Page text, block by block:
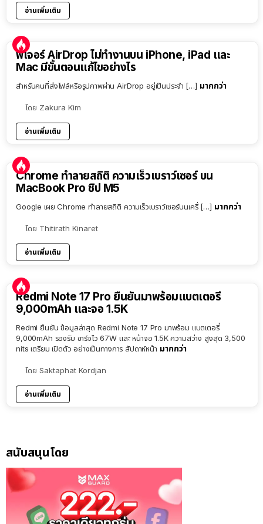
อ่านเพิ่มเติม
ฟีเจอร์ AirDrop ไม่ทำงานบน iPhone, iPad และ
Mac มีขั้นตอนแก้ไขอย่างไร
สำหรับคนที่ส่งไฟล์หรือรูปภาพผ่าน AirDrop อยู่เป็นประจำ […] มากกว่า
โดย Zakura Kim
อ่านเพิ่มเติม
Chrome ทำลายสถิติ ความเร็วเบราว์เซอร์ บน
MacBook Pro ชิป M5
Google เผย Chrome ทำลายสถิติ ความเร็วเบราว์เซอร์บนเครื่ […] มากกว่า
โดย Thitirath Kinaret
อ่านเพิ่มเติม
Redmi Note 17 Pro ยืนยันมาพร้อมแบตเตอรี่
9,000mAh และจอ 1.5K
Redmi ยืนยัน ข้อมูลล่าสุด Redmi Note 17 Pro มาพร้อม แบตเตอรี่
9,000mAh รองรับ ชาร์จไว 67W และ หน้าจอ 1.5K ความสว่าง สูงสุด 3,500
nits เตรียม เปิดตัว อย่างเป็นทางการ สัปดาห์หน้า มากกว่า
โดย Saktaphat Kordjan
อ่านเพิ่มเติม
สนับสนุนโดย